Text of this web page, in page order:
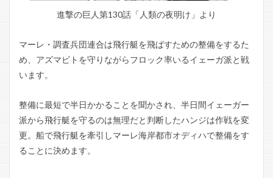
進撃の巨人第130話「人類の夜明け」より
マーレ・調査兵団連合は飛行艇を飛ばすための整備をするた
め、アズマビトを守りながらフロック率いるイェーガ派と戦
います。
整備に最短で半日かかることを聞かされ、半日間イェーガー
派から飛行艇を守るのは無理だと判断したハンジは作戦を変
更。船で飛行艇を牽引しマーレ海岸都市オディハで整備をす
ることに決めます。